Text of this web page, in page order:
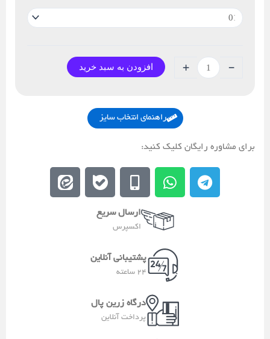
-
+ افزودن به سبد خرید
راهنمای انتخاب سایز
برای مشاوره رایگان کلیک کنید:
T
e
W
h
t
s
a
p
p
M
o
i
-
l
t
E
b
l
E
e
ارسال سریع
اکسپرس
پشتیبانی آنلاین
24 ساعته
درگاه زرین پال
پرداخت آنلاین